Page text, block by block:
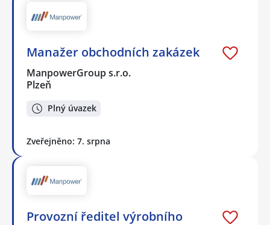
Manažer obchodních zakázek
ManpowerGroup s.r.o.
Plzeň
Plný úvazek
Zveřejněno: 7. srpna
Provozní ředitel výrobního